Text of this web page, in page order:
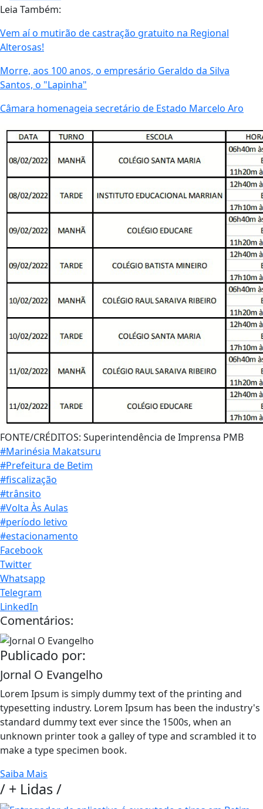
Leia Também:
Vem aí o mutirão de castração gratuito na Regional
Alterosas!
Morre, aos 100 anos, o empresário Geraldo da Silva
Santos, o "Lapinha"
Câmara homenageia secretário de Estado Marcelo Aro
FONTE/CRÉDITOS: Superintendência de Imprensa PMB
#Marinésia Makatsuru
#Prefeitura de Betim
#fiscalização
#trânsito
#Volta Às Aulas
#período letivo
#estacionamento
Facebook
Twitter
Whatsapp
Telegram
LinkedIn
Comentários:
Publicado por:
Jornal O Evangelho
Lorem Ipsum is simply dummy text of the printing and
typesetting industry. Lorem Ipsum has been the industry's
standard dummy text ever since the 1500s, when an
unknown printer took a galley of type and scrambled it to
make a type specimen book.
Saiba Mais
/ + Lidas/